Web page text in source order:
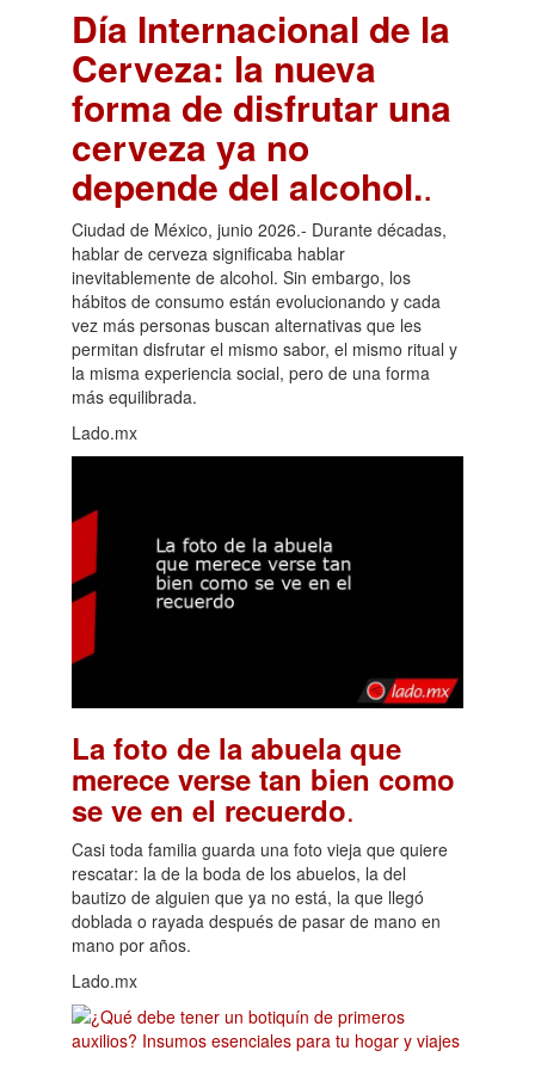
Día Internacional de la
Cerveza: la nueva
forma de disfrutar una
cerveza ya no
depende del alcohol..
Ciudad de México, junio 2026.- Durante décadas,
hablar de cerveza significaba hablar
inevitablemente de alcohol. Sin embargo, los
hábitos de consumo están evolucionando y cada
vez más personas buscan alternativas que les
permitan disfrutar el mismo sabor, el mismo ritual y
la misma experiencia social, pero de una forma
más equilibrada.
Lado.mx
La foto de la abuela que
merece verse tan bien como
se ve en el recuerdo.
Casi toda familia guarda una foto vieja que quiere
rescatar: la de la boda de los abuelos, la del
bautizo de alguien que ya no está, la que llegó
doblada o rayada después de pasar de mano en
mano por años.
Lado.mx